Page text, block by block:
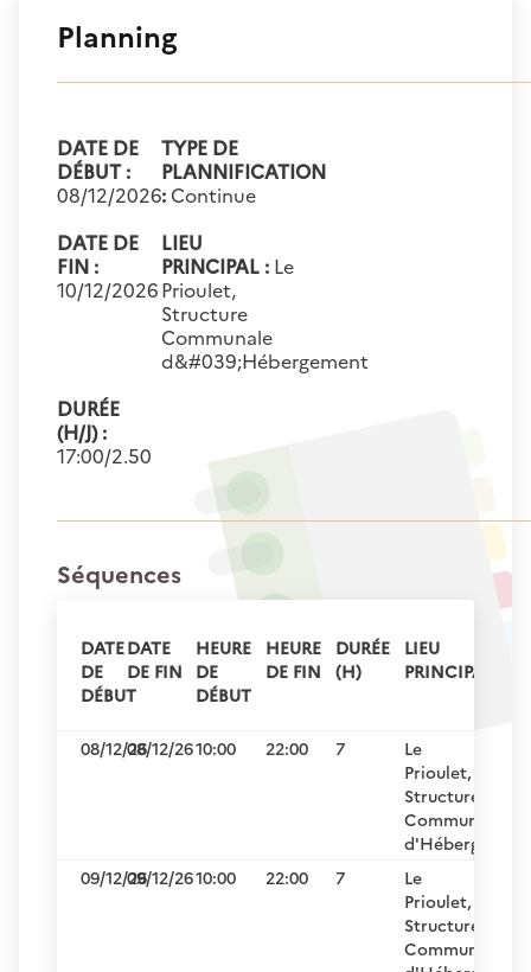
Planning
DATE DE
DÉBUT :
08/12/2026
TYPE DE
PLANNIFICATION
: Continue
DATE DE
FIN :
10/12/2026
LIEU
PRINCIPAL : Le
Prioulet,
Structure
Communale
d&#039;Hébergement
DURÉE
(H/J) :
17:00/2.50
Séquences
DATE
DE
DÉBUT
DATE
DE FIN
HEURE
DE
DÉBUT
HEURE
DE FIN
DURÉE
(H)
LIEU
PRINCIPAL
08/12/2608/12/2610:00 22:00 7
Le
Prioulet,
Structure
Communale
09/12/2609/12/2610:00 22:00 7
Le
Prioulet,
Structure
Communale